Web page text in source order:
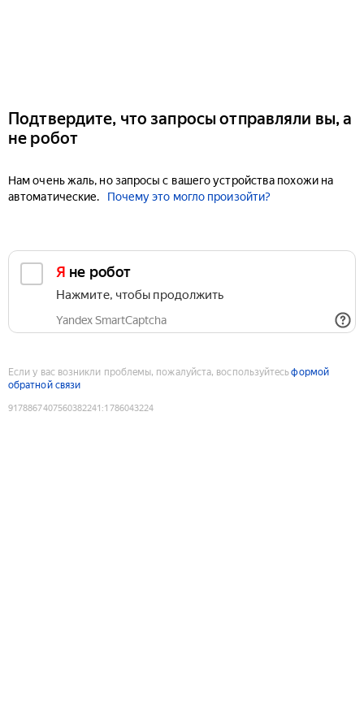
Подтвердите, что запросы отправляли вы, а
не робот
Нам очень жаль, но запросы с вашего устройства похожи на
автоматические.
Почему это могло произойти?
Я не робот
Нажмите, чтобы продолжить
Yandex SmartCaptcha
Если у вас возникли проблемы, пожалуйста, воспользуйтесьформой
обратной связи
9178867407560382241 :1786043224